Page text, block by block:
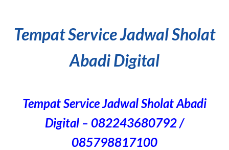
Tempat Service Jadwal Sholat
Abadi Digital
Tempat Service Jadwal Sholat Abadi
Digital – 082243680792 /
085798817100